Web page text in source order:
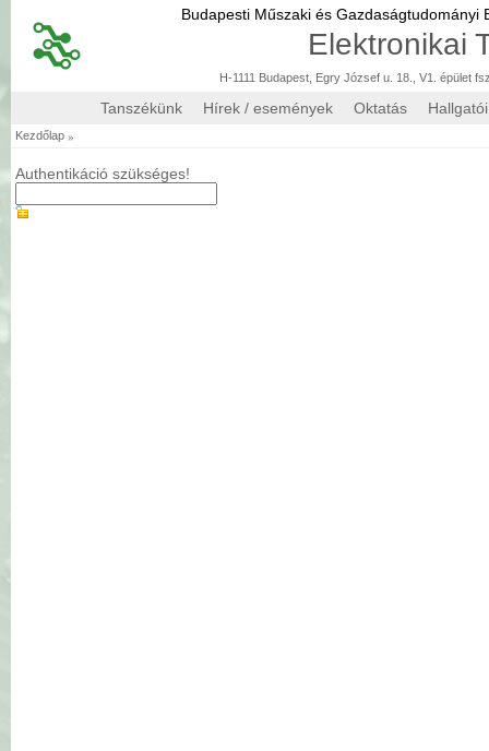
Budapesti Műszaki és Gazdaságtudományi
Elektronikai
H-1111 Budapest, Egry József u. 18., V1. épület
Tanszékünk Hírek / események Oktatás
Kezdőlap »
Authentikáció szükséges!